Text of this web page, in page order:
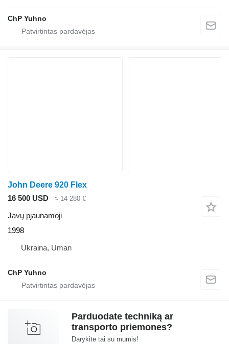
ChP Yuhno
John Deere 920 Flex
16 500 USD
≈ 14 280 €
Javų pjaunamoji
1998
Ukraina, Uman
ChP Yuhno
Parduodate techniką ar
transporto priemones?
Darykite tai su mumis!